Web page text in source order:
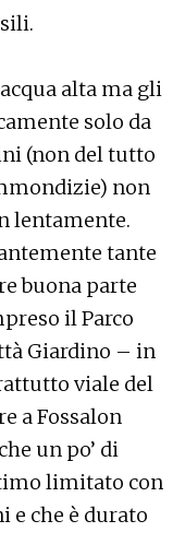
alta ma gli
solo da
(non del tutto
non
lentamente.
tante
buona parte
il Parco
Giardino – in
viale del
a Fossalon
un po’ di
limitato con
e che è durato